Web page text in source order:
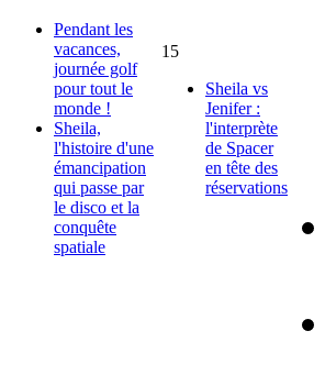
Pendant les
vacances,
journée golf
pour tout le
monde !
Sheila,
l'histoire d'une
émancipation
qui passe par
le disco et la
conquête
spatiale
15
Sheila vs
Jenifer :
l'interprète
de Spacer
en tête des
réservations